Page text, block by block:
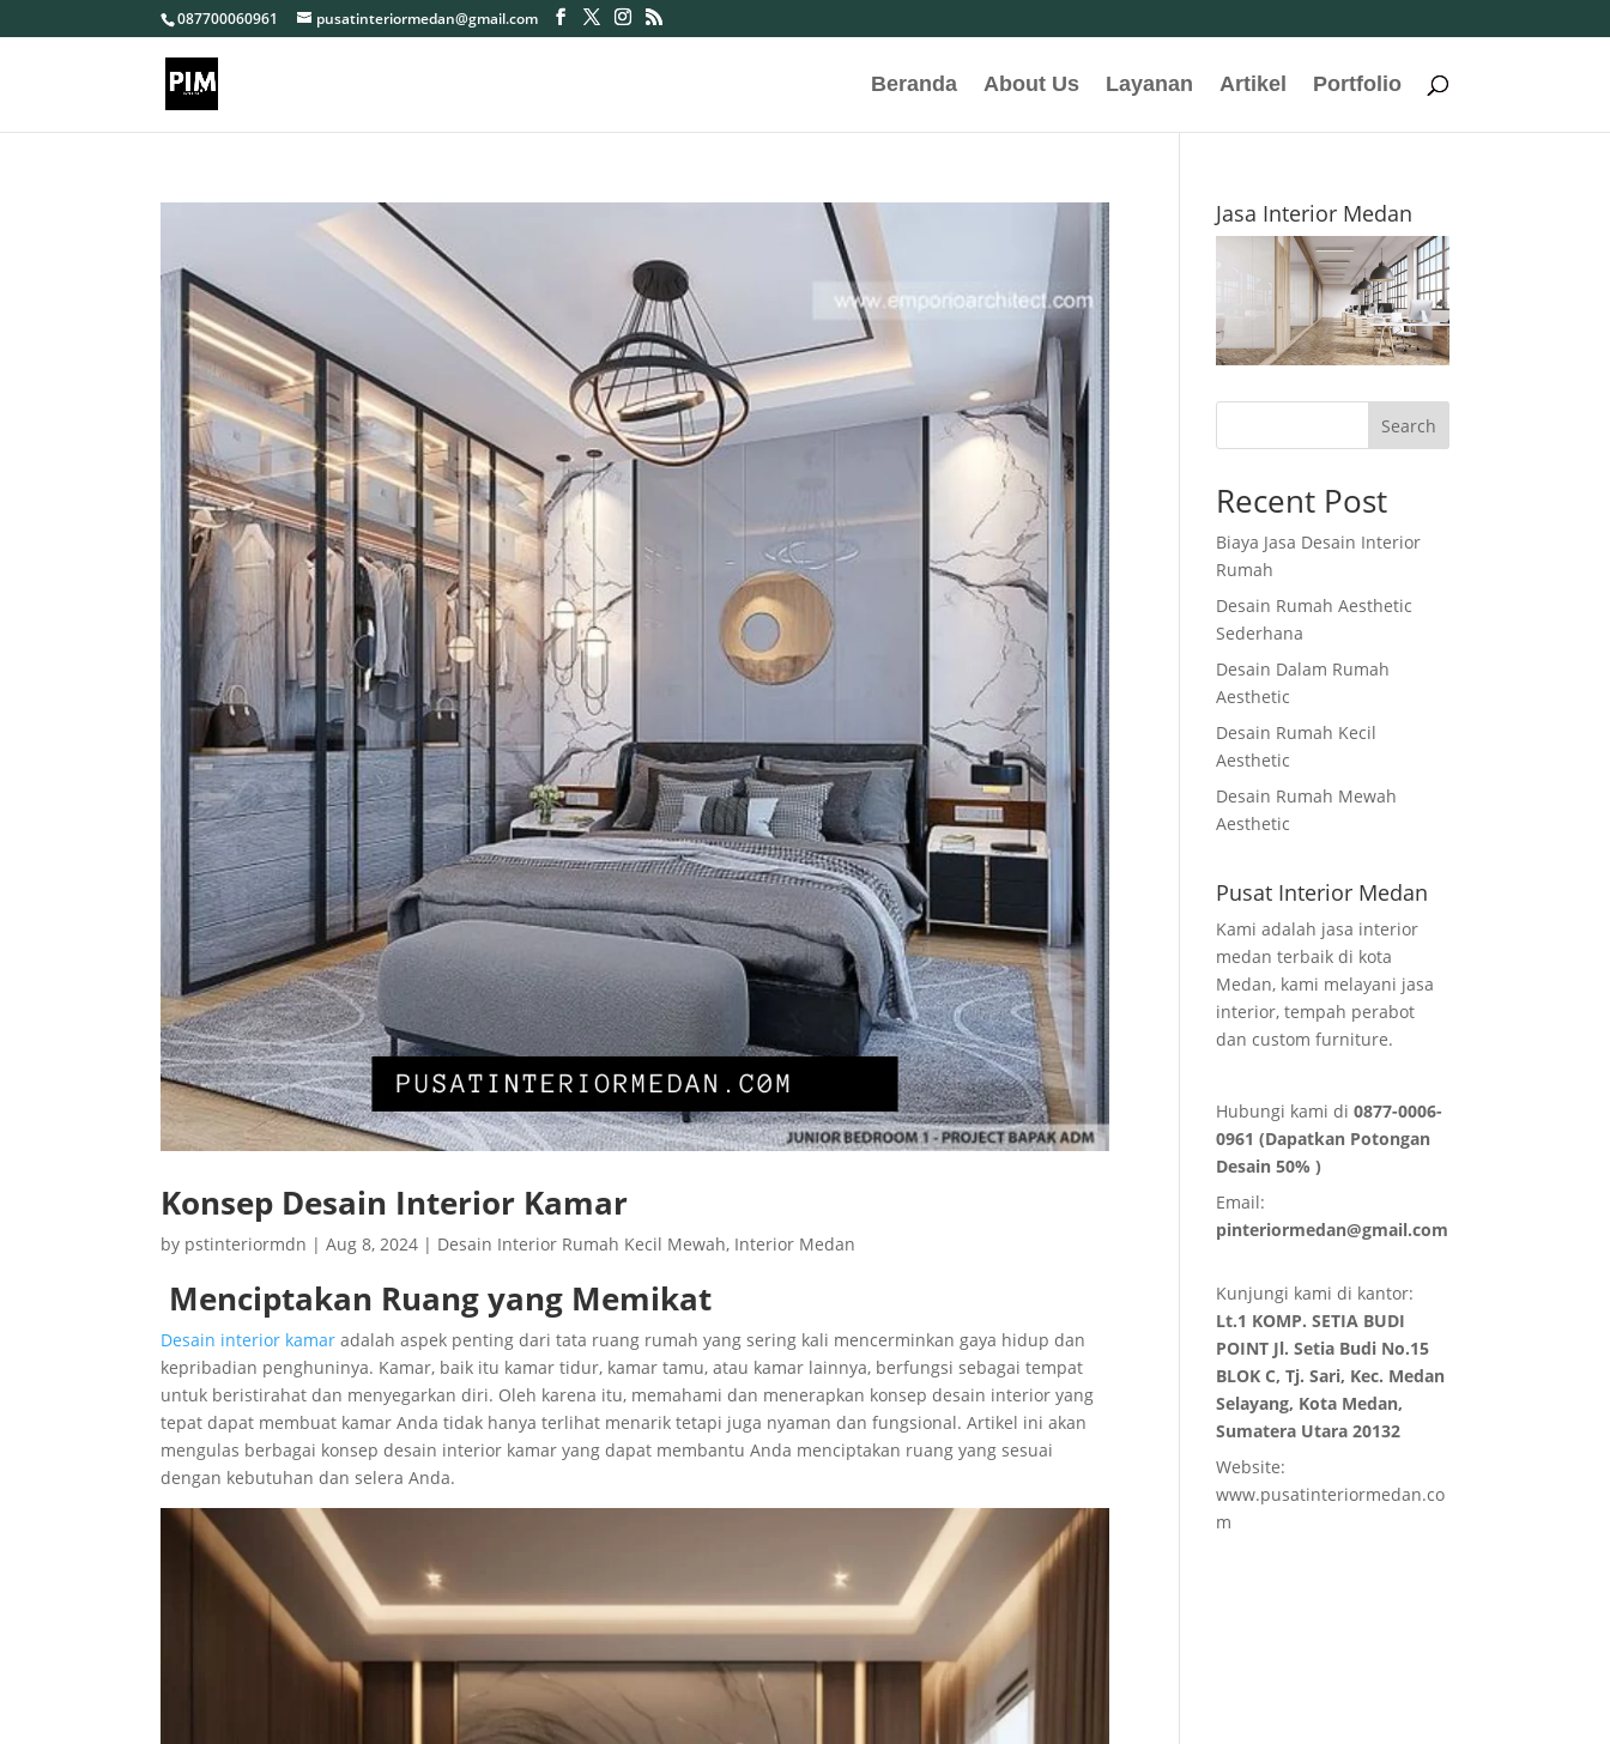
087700060961 pusatinteriormedan@gmail.com
Beranda About Us Layanan Artikel Portfolio
Konsep Desain Interior Kamar
by pstinteriormdn |Aug 8, 2024 | Desain Interior Rumah Kecil Mewah, Interior Medan
Menciptakan Ruang yang Memikat
Desain interior kamar adalah aspek penting dari tata ruang rumah yang sering kali mencerminkan gaya hidup dan
kepribadian penghuninya. Kamar, baik itu kamar tidur, kamar tamu, atau kamar lainnya, berfungsi sebagai tempat
untuk beristirahat dan menyegarkan diri. Oleh karena itu, memahami dan menerapkan konsep desain interior yang
tepat dapat membuat kamar Anda tidak hanya terlihat menarik tetapi juga nyaman dan fungsional. Artikel ini akan
mengulas berbagai konsep desain interior kamar yang dapat membantu Anda menciptakan ruang yang sesuai
dengan kebutuhan dan selera Anda.
Jasa Interior Medan
Search
Recent Post
Biaya Jasa Desain Interior
Rumah
Desain Rumah Aesthetic
Sederhana
Desain Dalam Rumah
Aesthetic
Desain Rumah Kecil
Aesthetic
Desain Rumah Mewah
Aesthetic
Pusat Interior Medan
Kami adalah jasa interior
medan terbaik di kota
Medan, kami melayani jasa
interior, tempah perabot
dan custom furniture.
Hubungi kami di0877-0006-
0961 (Dapatkan Potongan
Desain 50% )
Email:
pinteriormedan@gmail.com
Kunjungi kami di kantor:
Lt.1 KOMP. SETIA BUDI
POINT Jl. Setia Budi No.15
BLOK C, Tj. Sari, Kec. Medan
Selayang, Kota Medan,
Sumatera Utara 20132
Website:
www.pusatinteriormedan.co
m